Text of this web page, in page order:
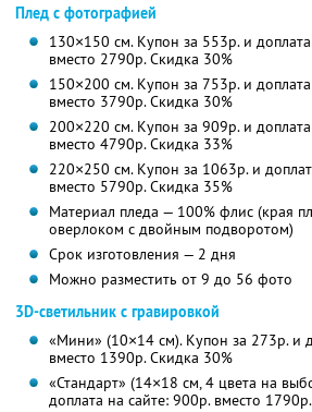
Плед с фотографией
130×150 см. Купон за 553р. и
вместо 2790р.Скидка 30%
150×200 см. Купон за 753р. и
вместо 3790р.Скидка 30%
200×220 см. Купон за 909р. и
вместо 4790р.Скидка 33%
220×250 см. Купон за 1063р. и
вместо 5790р.Скидка 35%
Материал пледа — 100% флис (края
оверлоком с двойным подворотом)
Срок изготовления — 2 дня
Можно разместить от 9 до 56 фото
3D-светильник с гравировкой
«Мини» (10×14 см). Купон за 273р. и
вместо 1390р.Скидка 30%
«Стандарт» (14×18 см, 4 цвета на
доплата на сайте: 900р. вместо 1790р.